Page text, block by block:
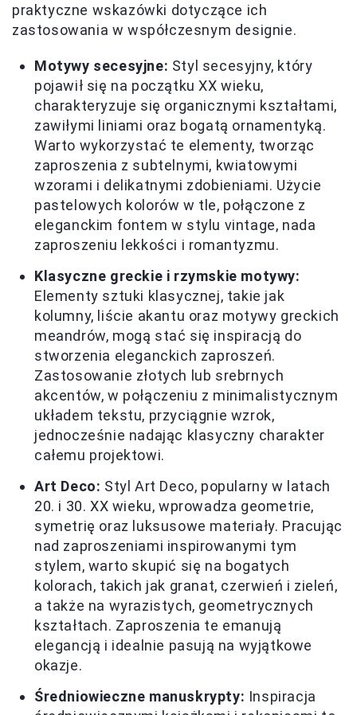
praktyczne wskazówki dotyczące ich
zastosowania w współczesnym designie.
Motywy secesyjne: Styl secesyjny, który
pojawił się na początku XX wieku,
charakteryzuje się organicznymi kształtami,
zawiłymi liniami oraz bogatą ornamentyką.
Warto wykorzystać te elementy, tworząc
zaproszenia z subtelnymi, kwiatowymi
wzorami i delikatnymi zdobieniami. Użycie
pastelowych kolorów w tle, połączone z
eleganckim fontem w stylu vintage, nada
zaproszeniu lekkości i romantyzmu.
Klasyczne greckie i rzymskie motywy:
Elementy sztuki klasycznej, takie jak
kolumny, liście akantu oraz motywy greckich
meandrów, mogą stać się inspiracją do
stworzenia eleganckich zaproszeń.
Zastosowanie złotych lub srebrnych
akcentów, w połączeniu z minimalistycznym
układem tekstu, przyciągnie wzrok,
jednocześnie nadając klasyczny charakter
całemu projektowi.
Art Deco: Styl Art Deco, popularny w latach
20. i 30. XX wieku, wprowadza geometrie,
symetrię oraz luksusowe materiały. Pracując
nad zaproszeniami inspirowanymi tym
stylem, warto skupić się na bogatych
kolorach, takich jak granat, czerwień i zieleń,
a także na wyrazistych, geometrycznych
kształtach. Zaproszenia te emanują
elegancją i idealnie pasują na wyjątkowe
okazje.
Średniowieczne manuskrypty: Inspiracja